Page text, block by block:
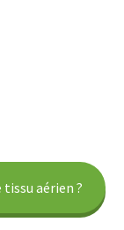
aérien ?